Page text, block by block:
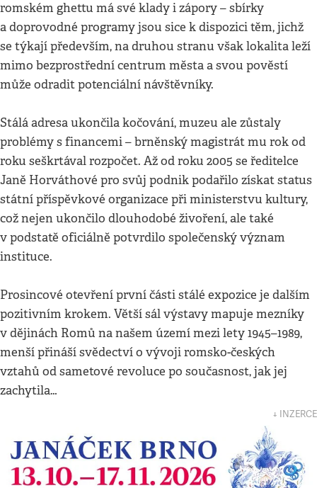
romském ghettu má své klady i zápory – sbírky
a doprovodné programy jsou sice k dispozici těm, jichž
se týkají především, na druhou stranu však lokalita leží
mimo bezprostřední centrum města a svou pověstí
může odradit potenciální návštěvníky.
Stálá adresa ukončila kočování, muzeu ale zůstaly
problémy s financemi – brněnský magistrát mu rok od
roku seškrtával rozpočet. Až od roku 2005 se ředitelce
Janě Horváthové pro svůj podnik podařilo získat status
státní příspěvkové organizace při ministerstvu kultury,
což nejen ukončilo dlouhodobé živoření, ale také
v podstatě oficiálně potvrdilo společenský význam
instituce.
Prosincové otevření první části stálé expozice je dalším
pozitivním krokem. Větší sál výstavy mapuje mezníky
v dějinách Romů na našem území mezi lety 1945–1989,
menší přináší svědectví o vývoji romsko-českých
vztahů od sametové revoluce po současnost, jak jej
zachytila…
↓ INZERCE